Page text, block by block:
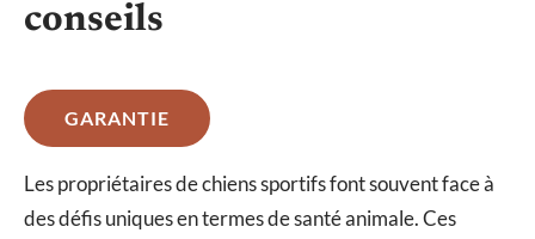
conseils
GARANTIE
Les propriétaires de chiens sportifs font souvent face à
des défis uniques en termes de santé animale. Ces